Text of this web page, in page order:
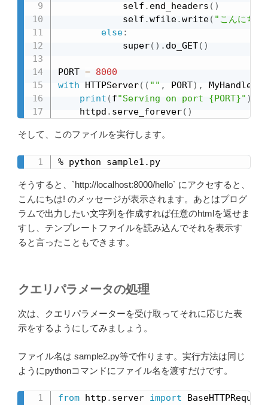
            self
. end_headers ( )
            self
.wfile.write( "こんにち
else:
            super
( ) . do_GET( )
PORT = 8000
with HTTPServer( ( "" , PORT) , MyHandler
print (f"Serving on port {PORT}" )
    httpd
. serve_forever( )
そして、このファイルを実行します。
% python sample1.py
そうすると、`http://localhost:8000/hello` にアクセすると、
こんにちは! のメッセージが表示されます。あとはプログ
ラムで出力したい文字列を作成すれば任意のhtmlを返せま
すし、テンプレートファイルを読み込んでそれを表示す
ると言ったこともできます。
クエリパラメータの処理
次は、クエリパラメーターを受け取ってそれに応じた表
示をするようにしてみましょう。
ファイル名は sample2.py等で作ります。実行方法は同じ
ようにpythonコマンドにファイル名を渡すだけです。
from http . server import